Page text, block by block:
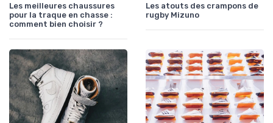
Les meilleures chaussures
pour la traque en chasse :
comment bien choisir ?
Les atouts des crampons de
rugby Mizuno